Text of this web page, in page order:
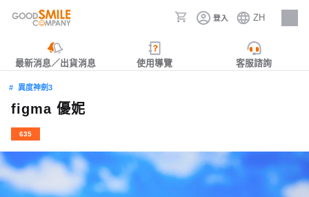
登入 ZH
人才招募
最新消息／出貨消息 使用導覽 客服諮詢
異度神劍3
figma 優妮
635